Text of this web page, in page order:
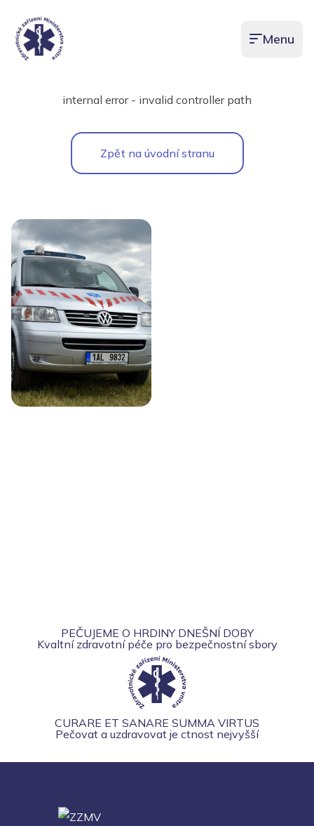
Otevřít
Menu
internal error - invalid controller path
Zpět na úvodní stranu
PEČUJEME O HRDINY DNEŠNÍ DOBY
Kvaltní zdravotní péče pro bezpečnostní sbory
CURARE ET SANARE SUMMA VIRTUS
Pečovat a uzdravovat je ctnost nejvyšší